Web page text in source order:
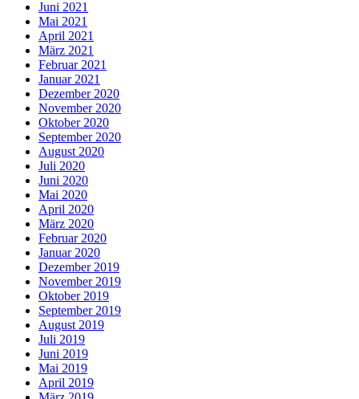
Juni 2021
Mai 2021
April 2021
März 2021
Februar 2021
Januar 2021
Dezember 2020
November 2020
Oktober 2020
September 2020
August 2020
Juli 2020
Juni 2020
Mai 2020
April 2020
März 2020
Februar 2020
Januar 2020
Dezember 2019
November 2019
Oktober 2019
September 2019
August 2019
Juli 2019
Juni 2019
Mai 2019
April 2019